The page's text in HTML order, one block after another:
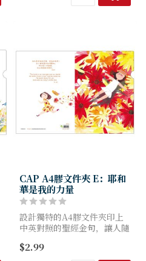
CAP A4膠文件夾 E：耶和
華是我的力量
設計獨特的A4膠文件夾印上
中英對照的聖經金句，讓人隨
$2.99